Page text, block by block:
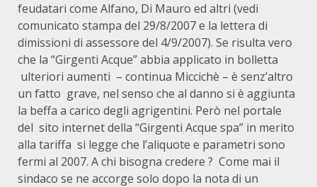
feudatari come Alfano, Di Mauro ed altri (vedi
comunicato stampa del 29/8/2007 e la lettera di
dimissioni di assessore del 4/9/2007). Se risulta vero
che la “Girgenti Acque” abbia applicato in bolletta
ulteriori aumenti – continua Miccichè – è senz’altro
un fatto grave, nel senso che al danno si è aggiunta
la beffa a carico degli agrigentini. Però nel portale
del sito internet della “Girgenti Acque spa” in merito
alla tariffa si legge che l’aliquote e parametri sono
fermi al 2007. A chi bisogna credere ? Come mai il
sindaco se ne accorge solo dopo la nota di un